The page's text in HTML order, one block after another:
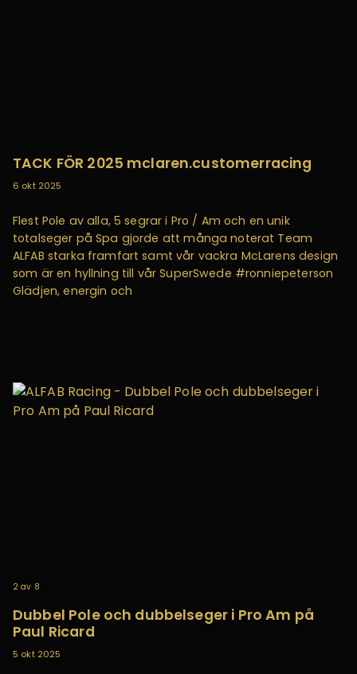
TACK FÖR 2025 mclaren.customerracing
6 okt 2025
Flest Pole av alla, 5 segrar i Pro / Am och en unik
totalseger på Spa gjorde att många noterat Team
ALFAB starka framfart samt vår vackra McLarens design
som är en hyllning till vår SuperSwede #ronniepeterson
Glädjen, energin och
2 av 8
Dubbel Pole och dubbelseger i Pro Am på
Paul Ricard
5 okt 2025